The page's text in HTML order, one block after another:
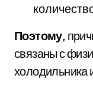
Поэтому,
связаны с
холодильника